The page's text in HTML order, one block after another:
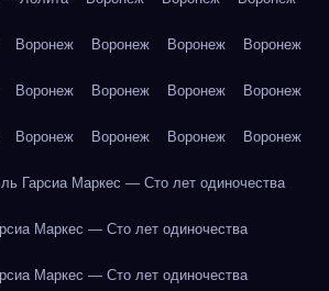
Воронеж Воронеж Воронеж Воронеж
Воронеж Воронеж Воронеж Воронеж
Воронеж Воронеж Воронеж Воронеж
Гарсиа Маркес — Сто лет одиночества
Маркес — Сто лет одиночества
Маркес — Сто лет одиночества